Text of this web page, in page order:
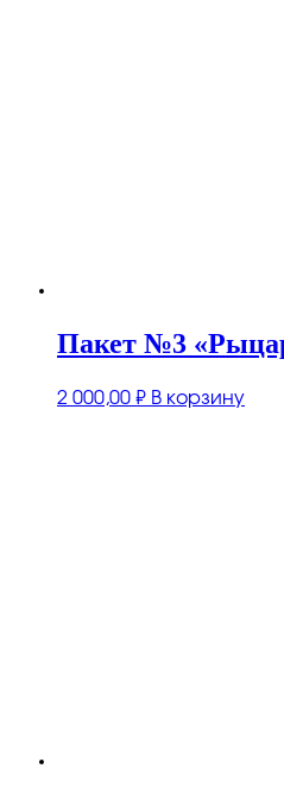
Пакет №3
2 000,00 ₽ В корзину